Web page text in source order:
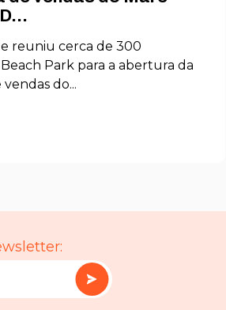
reuniu cerca de 300
Park para a abertura da
do...